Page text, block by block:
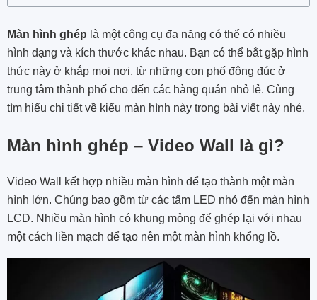
Màn hình ghép là một công cụ đa năng có thể có nhiều
hình dạng và kích thước khác nhau. Bạn có thể bắt gặp hình
thức này ở khắp mọi nơi, từ những con phố đông đúc ở
trung tâm thành phố cho đến các hàng quán nhỏ lẻ. Cùng
tìm hiểu chi tiết về kiểu màn hình này trong bài viết này nhé.
Màn hình ghép – Video Wall là gì?
Video Wall kết hợp nhiều màn hình để tạo thành một màn
hình lớn. Chúng bao gồm từ các tấm LED nhỏ đến màn hình
LCD. Nhiều màn hình có khung mỏng để ghép lại với nhau
một cách liền mạch để tạo nên một màn hình khổng lồ.